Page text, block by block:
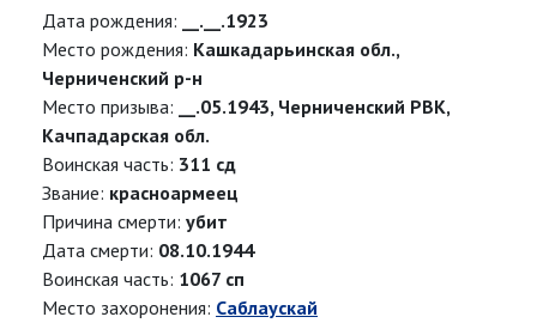
Дата рождения:
__.__.1923
Место рождения: Кашкадарьинская обл.,
Черниченский р-н
Место призыва:
__.05.1943, Черниченский РВК,
Качпадарская обл.
Воинская часть: 311 сд
Звание: красноармеец
Причина смерти: убит
Дата смерти: 08.10.1944
Воинская часть: 1067 сп
Место захоронения: Саблаускай